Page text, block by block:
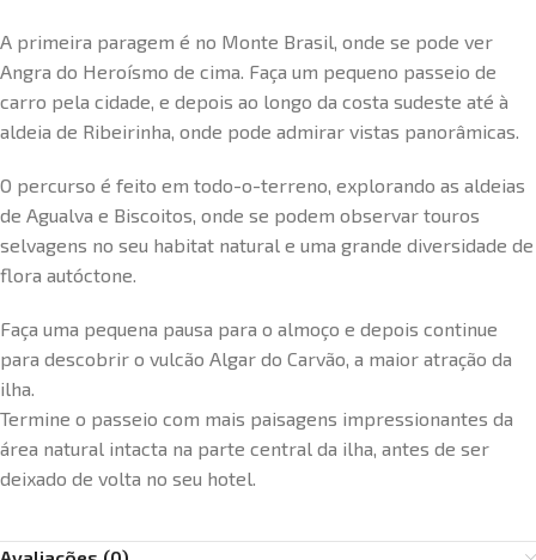
A primeira paragem é no Monte Brasil, onde se pode ver
Angra do Heroísmo de cima. Faça um pequeno passeio de
carro pela cidade, e depois ao longo da costa sudeste até à
aldeia de Ribeirinha, onde pode admirar vistas panorâmicas.
O percurso é feito em todo-o-terreno, explorando as aldeias
de Agualva e Biscoitos, onde se podem observar touros
selvagens no seu habitat natural e uma grande diversidade de
flora autóctone.
Faça uma pequena pausa para o almoço e depois continue
para descobrir o vulcão Algar do Carvão, a maior atração da
ilha.
Termine o passeio com mais paisagens impressionantes da
área natural intacta na parte central da ilha, antes de ser
deixado de volta no seu hotel.